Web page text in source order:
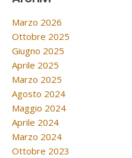
Marzo 2026
Ottobre 2025
Giugno 2025
Aprile 2025
Marzo 2025
Agosto 2024
Maggio 2024
Aprile 2024
Marzo 2024
Ottobre 2023